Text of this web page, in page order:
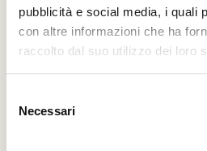
pubblicità e social media, i quali
con altre informazioni che ha
raccolto dal suo utilizzo dei loro
delNecessari
Paese ospite d'onore